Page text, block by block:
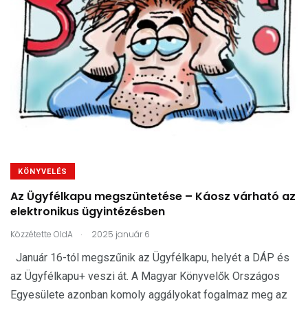
KÖNYVELÉS
Az Ügyfélkapu megszüntetése – Káosz várható az
elektronikus ügyintézésben
Közzétette OldA . 2025 január 6
Január 16-tól megszűnik az Ügyfélkapu, helyét a DÁP és
az Ügyfélkapu+ veszi át. A Magyar Könyvelők Országos
Egyesülete azonban komoly aggályokat fogalmaz meg az